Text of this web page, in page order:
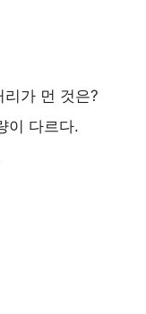
가 먼 것은?
이 다르다.